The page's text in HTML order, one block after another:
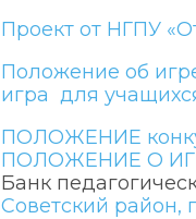
Проект от НГПУ
Положение об
игра для
ПОЛОЖЕНИЕ
ПОЛОЖЕНИЕ О
Банк
Cоветский